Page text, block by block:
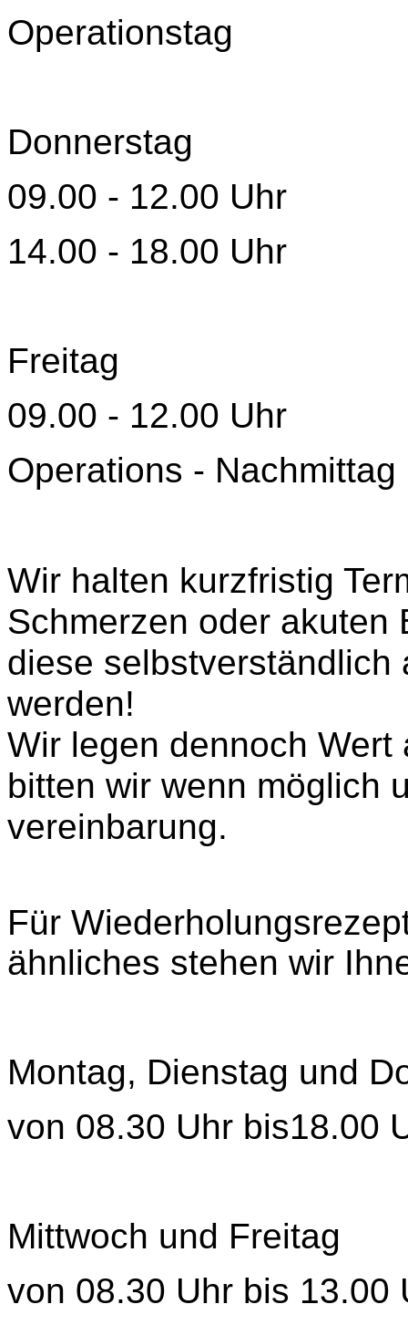
Operationstag
Donnerstag
09.00 - 12.00 Uhr
14.00 - 18.00 Uhr
Freitag
09.00 - 12.00 Uhr
Operations - Nachmittag
Wir halten kurzfristig
Schmerzen oder akuten
diese selbstverständlich
werden!
Wir legen dennoch
bitten wir wenn möglich
vereinbarung.
Für
ähnliches stehen wir
Montag, Dienstag und
von 08.30 Uhr bis18.00
Mittwoch und Freitag
von 08.30 Uhr bis 13.00